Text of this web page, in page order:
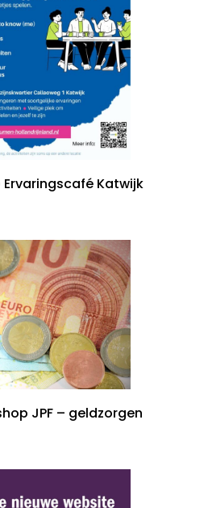
Ervaringscafé Katwijk
JPF – geldzorgen